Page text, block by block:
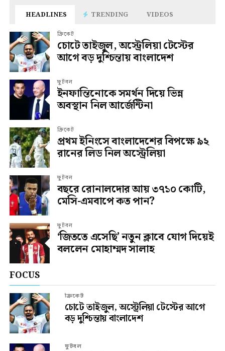
HEADLINES TRENDING VIDEOS
ক্রিকেট
চোটে তাইজুল, অস্ট্রেলিয়া টেস্টের
আগে বড় দুশ্চিন্তায় বাংলাদেশ
ফুটবল
ইনফান্তিনোকে সমর্থন দিয়ে ভিন্ন
অবস্থান নিল আর্জেন্টিনা
ক্রিকেট
প্রথম ইনিংসে বাংলাদেশের বিপক্ষে ৯২
রানের লিড নিল অস্ট্রেলিয়া
ফুটবল
বছরে রোনালদোর আয় ৩৭১০ কোটি,
মেসি-এমবাপে কত পান?
ফুটবল
‘জিততে এসেছি’ নতুন ক্লাবে যোগ দিয়েই
বললেন মোহাম্মদ সালাহ
FOCUS
ক্রিকেট
চোটে তাইজুল, অস্ট্রেলিয়া টেস্টের আগে
বড় দুশ্চিন্তায় বাংলাদেশ
ফুটবল